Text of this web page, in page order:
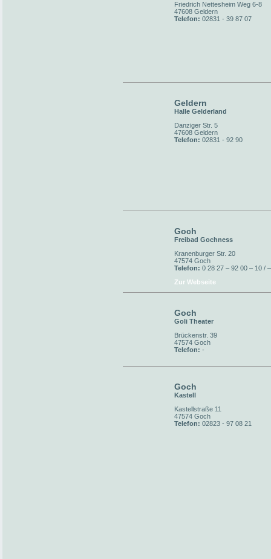
Friedrich Nettesheim Weg 6-8
47608 Geldern
Telefon: 02831 - 39 87 07
Geldern
Halle Gelderland
Danziger Str. 5
47608 Geldern
Telefon: 02831 - 92 90
Goch
Freibad Gochness
Kranenburger Str. 20
47574 Goch
Telefon: 0 28 27 – 92 00 – 10 /
Zur Webseite
Goch
Goli Theater
Brückenstr. 39
47574 Goch
Telefon: -
Goch
Kastell
Kastellstraße 11
47574 Goch
Telefon: 02823 - 97 08 21